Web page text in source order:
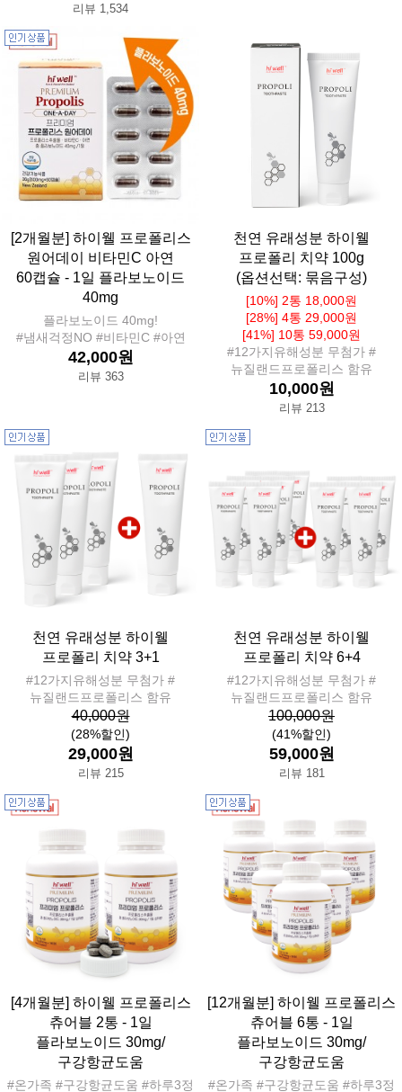
리뷰 1,534
[2개월분] 하이웰 프로폴리스
원어데이 비타민C 아연
60캡슐 - 1일 플라보노이드
40mg
플라보노이드 40mg!
#냄새걱정NO #비타민C #아연
42,000원
리뷰 363
천연 유래성분 하이웰
프로폴리 치약 100g
(옵션선택: 묶음구성)
[10%] 2통 18,000원
[28%] 4통 29,000원
[41%] 10통 59,000원
#12가지유해성분 무첨가 #
뉴질랜드프로폴리스 함유
10,000원
리뷰 213
천연 유래성분 하이웰
프로폴리 치약 3+1
#12가지유해성분 무첨가 #
뉴질랜드프로폴리스 함유
40,000원
(28%할인)
29,000원
리뷰 215
천연 유래성분 하이웰
프로폴리 치약 6+4
#12가지유해성분 무첨가 #
뉴질랜드프로폴리스 함유
100,000원
(41%할인)
59,000원
리뷰 181
[4개월분] 하이웰 프로폴리스
츄어블 2통 - 1일
플라보노이드 30mg/
구강항균도움
#온가족 #구강항균도움 #하루3정
[12개월분] 하이웰 프로폴리스
츄어블 6통 - 1일
플라보노이드 30mg/
구강항균도움
#온가족 #구강항균도움 #하루3정